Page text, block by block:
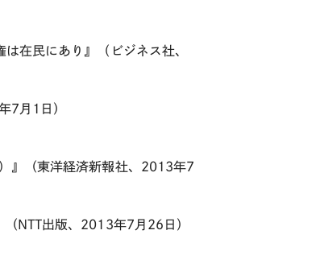
在民にあり』（ビジネス社、
7月1日）
』（東洋経済新報社、2013年7
NTT出版、2013年7月26日）